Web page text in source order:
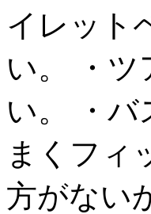
イレット
い。 ・
い。 ・
まくフィ
方がない